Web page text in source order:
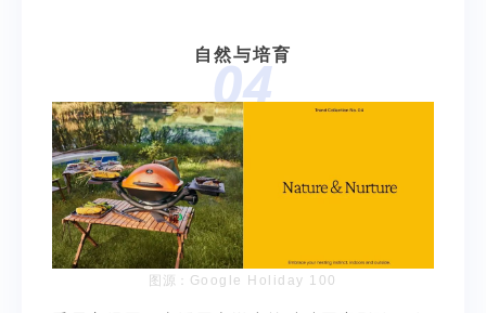
04
自然与培育
图源： Google Holiday 100